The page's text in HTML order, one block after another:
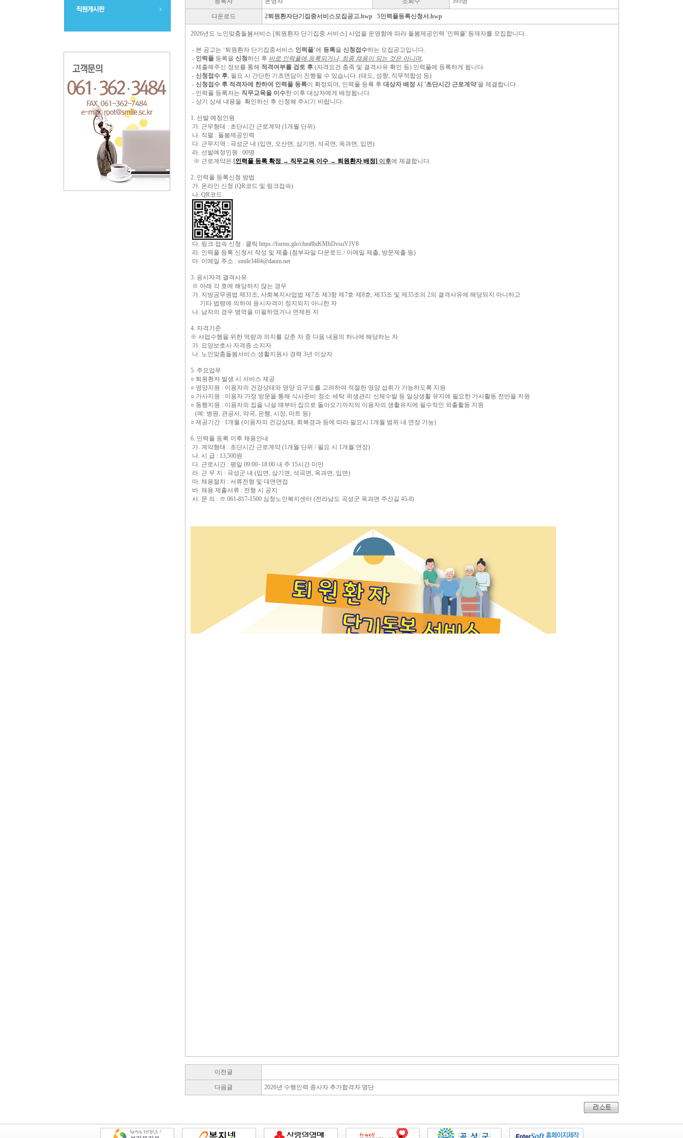
다운로드 2퇴원환자단기집중서비스모집공고.hwp 5인력풀등록신청서.hwp
2026년도 노인맞춤돌봄서비스 [퇴원환자 단기집중 서비스] 사업을 운영함에 따라 돌봄제공인력 '인력풀' 등재자를 모집합니다.
- 본 공고는 ‘퇴원환자 단기집중서비스 인력풀’에 등록을 신청접수하는 모집공고입니다.
- 인력풀 등록을 신청하신 후 바로 인력풀에 등록되거나, 최종 채용이 되는 것은 아니며,
- 제출해주신 정보를 통해 적격여부를 검토 후 (자격요건 충족 및 결격사유 확인 등) 인력풀에 등록하게 됩니다.
- 신청접수 후, 필요 시 간단한 기초면담이 진행될 수 있습니다. (태도, 성향, 직무적합성 등)
- 신청접수 후 적격자에 한하여 인력풀 등록이 확정되며, 인력풀 등록 후 대상자 배정 시 '초단시간 근로계약'을 체결합니다.
- 인력풀 등록자는 직무교육을 이수한 이후 대상자에게 배정됩니다.
- 상기 상세 내용을 확인하신 후 신청해 주시기 바랍니다.
1. 선발 예정인원
가. 근무형태 : 초단시간 근로계약 (1개월 단위)
나. 직렬 : 돌봄제공인력
다. 근무지역 : 곡성군 내 (입면, 오산면, 삼기면, 석곡면, 옥과면, 입면)
라. 선발예정인원 : 00명
※ 근로계약은 [인력풀 등록 확정 → 직무교육 이수 → 퇴원환자 배정] 이후에 체결합니다.
2. 인력풀 등록신청 방법
가. 온라인 신청 (QR코드 및 링크접속)
나. QR코드
다. 링크 접속 신청 : 클릭 https://forms.gle/chm8biKMhDvsuVJV8
라. 인력풀 등록 신청서 작성 및 제출 (첨부파일 다운로드 / 이메일 제출, 방문제출 등)
마. 이메일 주소 : smile3484@daum.net
3. 응시자격 결격사유
※ 아래 각 호에 해당하지 않는 경우
가. 지방공무원법 제31조, 사회복지사업법 제7조 제3항 제7호·제8호, 제35조 및 제35조의 2의 결격사유에 해당되지 아니하고
기타 법령에 의하여 응시자격이 정지되지 아니한 자
나. 남자의 경우 병역을 미필하였거나 면제된 자
4. 자격기준
※ 사업수행을 위한 역량과 의지를 갖춘 자 중 다음 내용의 하나에 해당하는 자
가. 요양보호사 자격증 소지자
나. 노인맞춤돌봄서비스 생활지원사 경력 3년 이상자
5. 주요업무
○ 퇴원환자 발생 시 서비스 제공
○ 영양지원 : 이용자의 건강상태와 영양 요구도를 고려하여 적절한 영양 섭취가 가능하도록 지원
○ 가사지원 : 이용자 가정 방문을 통해 식사준비·청소·세탁·위생관리·신체수발 등 일상생활 유지에 필요한 가사활동 전반을 지원
○ 동행지원 : 이용자의 집을 나설 때부터 집으로 돌아오기까지의 이용자의 생활유지에 필수적인 외출활동 지원
(예: 병원, 관공서, 약국, 은행, 시장, 마트 등)
○ 제공기간 : 1개월 (이용자의 건강상태, 회복경과 등에 따라 필요시 1개월 범위 내 연장 가능)
6. 인력풀 등록 이후 채용안내
가. 계약형태 : 초단시간 근로계약 (1개월 단위 / 필요 시 1개월 연장)
나. 시 급 : 13,500원
다. 근로시간 : 평일 09:00~18:00 내 주 15시간 미만
라. 근 무 지 : 곡성군 내 (입면, 삼기면, 석곡면, 옥과면, 입면)
마. 채용절차 : 서류전형 및 대면면접
바. 채용 제출서류 : 전형 시 공지
사. 문 의 : ☏ 061-817-1500 심청노인복지센터 (전라남도 곡성군 옥과면 주산길 45-8)
이전글
다음글 2026년 수행인력 종사자 추가합격자 명단